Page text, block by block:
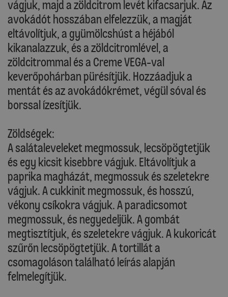
vágjuk, majd a zöldcitrom levét kifacsarjuk. Az
avokádót hosszában elfelezzük, a magját
eltávolítjuk, a gyümölcshúst a héjából
kikanalazzuk, és a zöldcitromlével, a
zöldcitrommal és a Creme VEGA-val
keverőpohárban pürésítjük. Hozzáadjuk a
mentát és az avokádókrémet, végül sóval és
borssal ízesítjük.
Zöldségek:
A salátaleveleket megmossuk, lecsöpögtetjük
és egy kicsit kisebbre vágjuk. Eltávolítjuk a
paprika magházát, megmossuk és szeletekre
vágjuk. A cukkinit megmossuk, és hosszú,
vékony csíkokra vágjuk. A paradicsomot
megmossuk, és negyedeljük. A gombát
megtisztítjuk, és szeletekre vágjuk. A kukoricát
szűrőn lecsöpögtetjük. A tortillát a
csomagoláson található leírás alapján
felmelegítjük.